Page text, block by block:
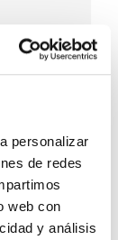
personalizar
de redes
web con
y análisis
de + 30€